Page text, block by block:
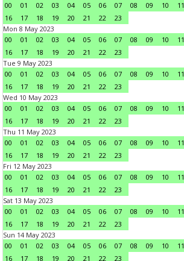
00
01 02 03 04 05 06 07 08 09 10 11
16
17 18 19 20 21 22
23
Mon 8 May 2023
00
01 02 03 04 05 06 07 08 09 10 11
16
17 18 19 20 21 22
23
Tue 9 May 2023
00
01 02 03 04 05 06 07 08 09 10 11
16
17 18 19 20 21 22
23
Wed 10 May 2023
00
01 02 03 04 05 06 07 08 09 10 11
16
17 18 19 20 21 22
23
Thu 11 May 2023
00
01 02 03 04 05 06 07 08 09 10 11
16
17 18 19 20 21 22
23
Fri 12 May 2023
00
01 02 03 04 05 06 07 08 09 10 11
16
17 18 19 20 21 22
23
Sat 13 May 2023
00
01 02 03 04 05 06 07 08 09 10 11
16
17 18 19 20 21 22
23
Sun 14 May 2023
00
01 02 03 04 05 06 07 08 09 10 11
16
17 18 19 20 21 22 23